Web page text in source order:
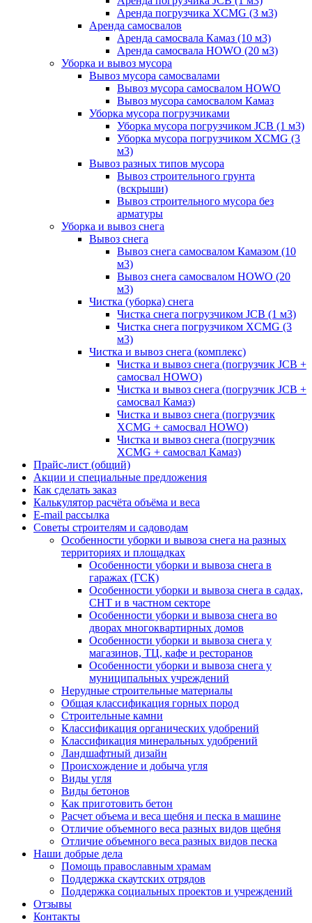
Аренда погрузчика XCMG (3 м3)
Аренда самосвалов
Аренда самосвала Камаз (10 м3)
Аренда самосвала HOWO (20 м3)
Уборка и вывоз мусора
Вывоз мусора самосвалами
Вывоз мусора самосвалом HOWO
Вывоз мусора самосвалом Камаз
Уборка мусора погрузчиками
Уборка мусора погрузчиком JCB (1 м3)
Уборка мусора погрузчиком XCMG (3
м3)
Вывоз разных типов мусора
Вывоз строительного грунта
(вскрыши)
Вывоз строительного мусора без
арматуры
Уборка и вывоз снега
Вывоз снега
Вывоз снега самосвалом Камазом (10
м3)
Вывоз снега самосвалом HOWO (20
м3)
Чистка (уборка) снега
Чистка снега погрузчиком JCB (1 м3)
Чистка снега погрузчиком XCMG (3
м3)
Чистка и вывоз снега (комплекс)
Чистка и вывоз снега (погрузчик JCB +
самосвал HOWO)
Чистка и вывоз снега (погрузчик JCB +
самосвал Камаз)
Чистка и вывоз снега (погрузчик
XCMG + самосвал HOWO)
Чистка и вывоз снега (погрузчик
XCMG + самосвал Камаз)
Прайс-лист (общий)
Акции и специальные предложения
Как сделать заказ
Калькулятор расчёта объёма и веса
E-mail рассылка
Советы строителям и садоводам
Особенности уборки и вывоза снега на разных
территориях и площадках
Особенности уборки и вывоза снега в
гаражах (ГСК)
Особенности уборки и вывоза снега в садах,
СНТ и в частном секторе
Особенности уборки и вывоза снега во
дворах многоквартирных домов
Особенности уборки и вывоза снега у
магазинов, ТЦ, кафе и ресторанов
Особенности уборки и вывоза снега у
муниципальных учреждений
Нерудные строительные материалы
Общая классификация горных пород
Строительные камни
Классификация органических удобрений
Классификация минеральных удобрений
Ландшафтный дизайн
Происхождение и добыча угля
Виды угля
Виды бетонов
Как приготовить бетон
Расчет объема и веса щебня и песка в машине
Отличие объемного веса разных видов щебня
Отличие объемного веса разных видов песка
Наши добрые дела
Помощь православным храмам
Поддержка скаутских отрядов
Поддержка социальных проектов и учреждений
Отзывы
Контакты